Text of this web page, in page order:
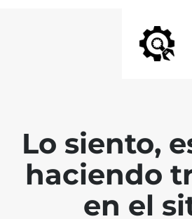
Lo siento,
haciendo
en el